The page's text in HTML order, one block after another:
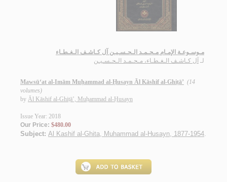
مـوسـوعـة الإمـام مـحـمـد الـحـسـيـن آل كـاشـف الـغـطـاء
لـ آل كـاشـف الـغـطـاء، مـحـمـد الـحـسـيـن
Mawsū‘at al-Imām Muḥammad al-Ḥusayn Āl Kāshif al-Ghiṭā’ (14
volumes)
by Āl Kāshif al-Ghiṭā’, Muḥammad al-Ḥusayn
Issue Year: 2018
Our Price: $480.00
Subject: Al Kashif al-Ghita, Muhammad al-Husayn, 1877-1954.